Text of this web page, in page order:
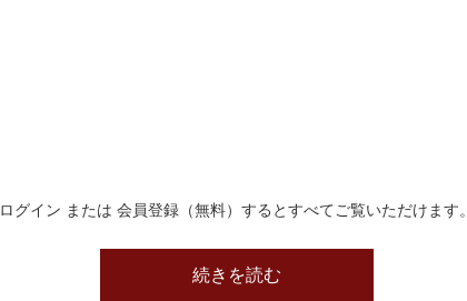
ログイン または 会員登録（無料）するとすべてご覧いただけます。
続きを読む